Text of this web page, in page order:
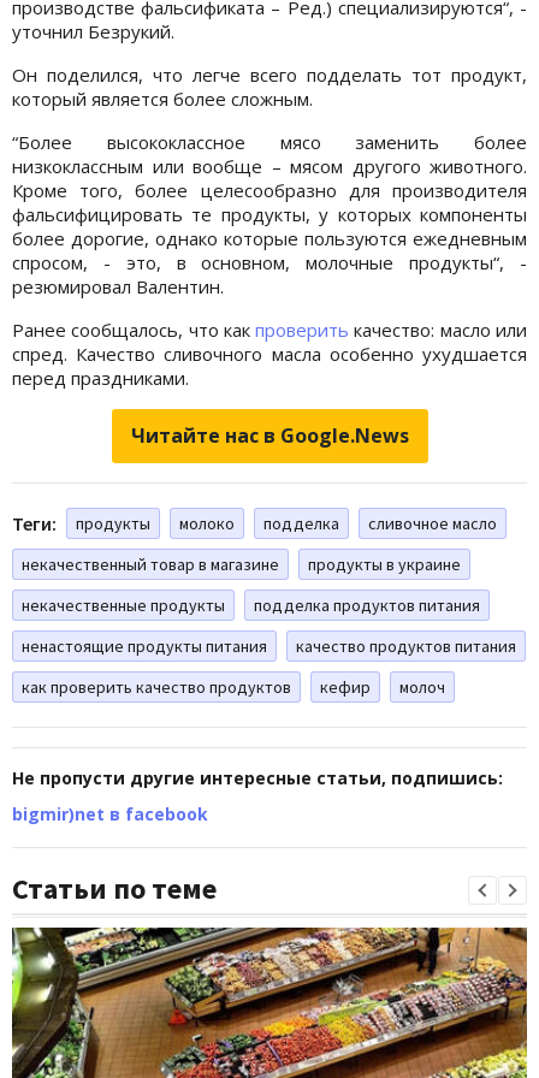
производстве фальсификата – Ред.) специализируются“, -
уточнил Безрукий.
Он поделился, что легче всего подделать тот продукт,
который является более сложным.
“Более высококлассное мясо заменить более
низкоклассным или вообще – мясом другого животного.
Кроме того, более целесообразно для производителя
фальсифицировать те продукты, у которых компоненты
более дорогие, однако которые пользуются ежедневным
спросом, - это, в основном, молочные продукты“, -
резюмировал Валентин.
Ранее сообщалось, что какпроверить качество: масло или
спред. Качество сливочного масла особенно ухудшается
перед праздниками.
Читайте нас в Google.News
Теги: продукты молоко подделка
сливочное масло
некачественный товар в магазине
продукты в украине
некачественные продукты
подделка продуктов питания
ненастоящие продукты питания
качество продуктов питания
как проверить качество продуктов
кефир молоч
Не пропусти другие интересные статьи, подпишись:
bigmir)net в facebook
Статьи по теме